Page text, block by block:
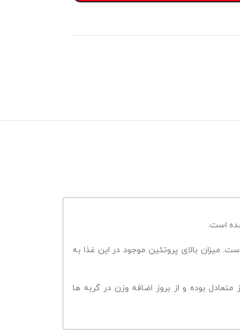
است.
خوردن حساس هستند، تولید شده است. استفاده از آن در سنین 1 تا 7 سالگی امکان پذیر است. میزان بالای پروتئین موجود در این غذا به
بوده و از بروز اضافه وزن در گربه ها